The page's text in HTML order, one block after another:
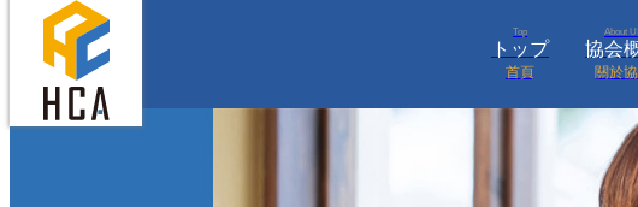
Top
トップ
首頁
About
協会
關於